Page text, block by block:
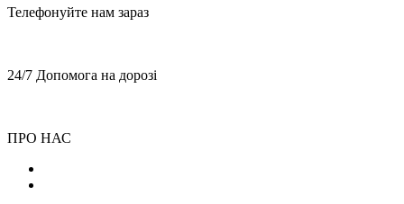
Телефонуйте нам зараз
24/7 Допомога на дорозі
ПРО НАС